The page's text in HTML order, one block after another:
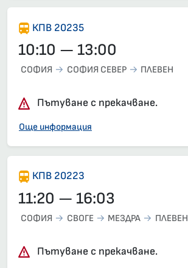
КПВ 20235
10:10 — 13:00
СОФИЯ СОФИЯ СЕВЕР ПЛЕВЕН
Пътуване с прекачване.
Още информация
КПВ 20223
11:20 — 16:03
СОФИЯ СВОГЕ МЕЗДРА ПЛЕВЕН
Пътуване с прекачване.